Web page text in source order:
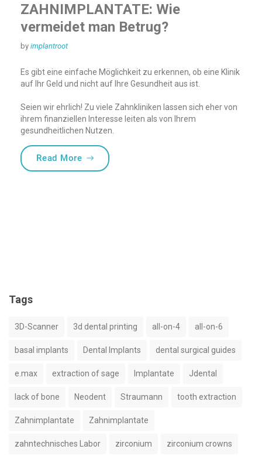
ZAHNIMPLANTATE: Wie
vermeidet man Betrug?
by implantroot
Es gibt eine einfache Möglichkeit zu erkennen, ob eine Klinik
auf Ihr Geld und nicht auf Ihre Gesundheit aus ist.
Seien wir ehrlich! Zu viele Zahnkliniken lassen sich eher von
ihrem finanziellen Interesse leiten als von Ihrem
gesundheitlichen Nutzen.
Read More„ZAHNIMPLANTATE: Wie vermeidet man
Tags
3D-Scanner 3d dental printing all-on-4 all-on-6
basal implants Dental Implants dental surgical guides
e.max extraction of sage Implantate Jdental
lack of bone Neodent Straumann tooth extraction
Zahnimplantate Zahnimplantate
zahntechnisches Labor zirconium zirconium crowns